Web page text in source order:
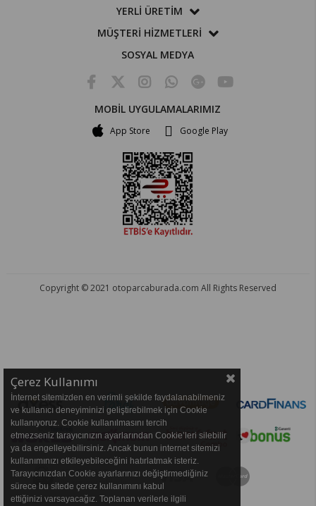
YERLİ ÜRETİM
MÜŞTERİ HİZMETLERİ
SOSYAL MEDYA
MOBİL UYGULAMALARIMIZ
App Store Google Play
Copyright © 2021 otoparcaburada.com All Rights Reserved
Çerez Kullanımı
İnternet sitemizden en verimli şekilde faydalanabilmeniz
ve kullanıcı deneyiminizi geliştirebilmek için Cookie
kullanıyoruz. Cookie kullanılmasını tercih
etmezseniz tarayıcınızın ayarlarından Cookie’leri silebilir
ya da engelleyebilirsiniz. Ancak bunun internet sitemizi
kullanımınızı etkileyebileceğini hatırlatmak isteriz.
Tarayıcınızdan Cookie ayarlarınızı değiştirmediğiniz
sürece bu sitede çerez kullanımını kabul
ettiğinizi varsayacağız. Toplanan verilerle ilgili